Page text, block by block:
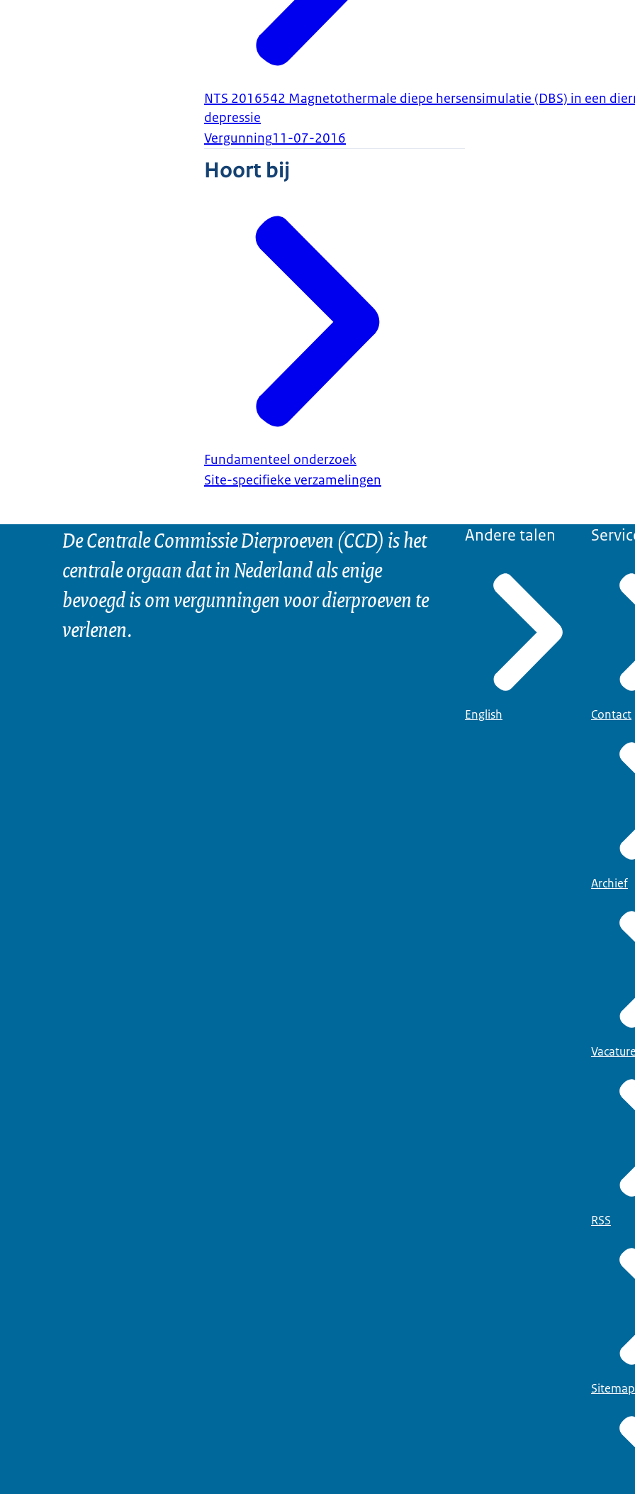
NTS 2016542 Magnetothermale diepe hersensimulatie (DBS) in een
depressie
Vergunning11-07-2016
Hoort bij
Fundamenteel onderzoek
Site-specifieke verzamelingen
De Centrale Commissie Dierproeven (CCD) is het
centrale orgaan dat in Nederland als enige
bevoegd is om vergunningen voor dierproeven te
verlenen.
Andere talen
English Contact
Archief
RSS
Sitemap